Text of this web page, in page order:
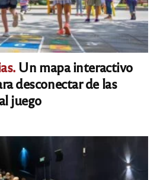
Un mapa interactivo
desconectar de las
juego